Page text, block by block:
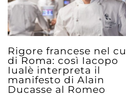
Rigore francese nel
di Roma: così Iacopo
Iualè interpreta il
manifesto di Alain
Ducasse al Romeo